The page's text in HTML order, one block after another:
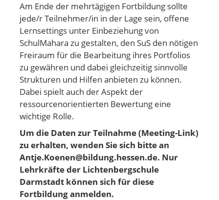
Am Ende der mehrtägigen Fortbildung sollte
jede/r Teilnehmer/in in der Lage sein, offene
Lernsettings unter Einbeziehung von
SchulMahara zu gestalten, den SuS den nötigen
Freiraum für die Bearbeitung ihres Portfolios
zu gewähren und dabei gleichzeitig sinnvolle
Strukturen und Hilfen anbieten zu können.
Dabei spielt auch der Aspekt der
ressourcenorientierten Bewertung eine
wichtige Rolle.
Um die Daten zur Teilnahme (Meeting-Link)
zu erhalten, wenden Sie sich bitte an
Antje.Koenen@bildung.hessen.de. Nur
Lehrkräfte der Lichtenbergschule
Darmstadt können sich für diese
Fortbildung anmelden.